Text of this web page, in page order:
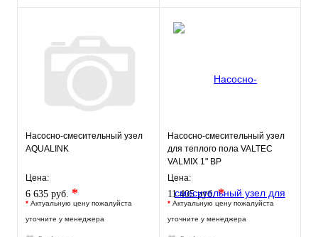
Насосно-смесительный узел
AQUALINK
Цена:
6 635 руб. *
* Актуальную цену пожалуйста
уточните у менеджера
Насосно-смесительный узел
для теплого пола VALTEC
VALMIX 1" ВР
Цена:
11 405 руб.*
* Актуальную цену пожалуйста
уточните у менеджера